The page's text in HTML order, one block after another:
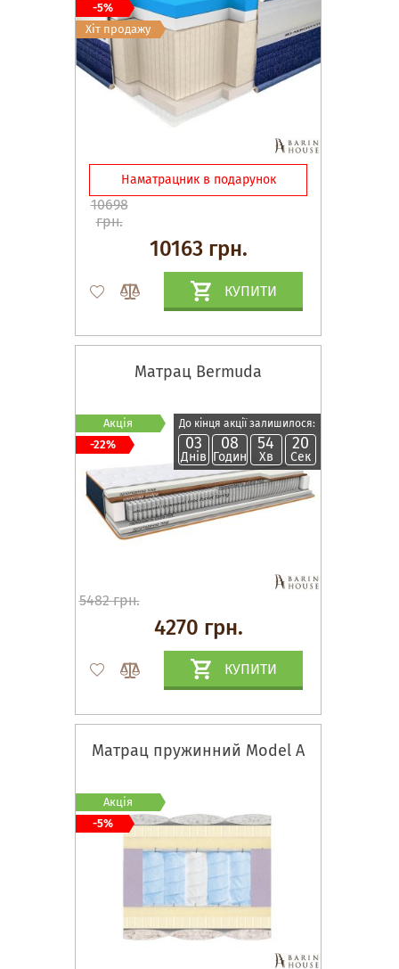
Наматрацник в подарунок
10698
грн.
10163 грн.
КУПИТИ
-5%
Хіт продажу
Матрац Bermuda
До кінця акції залишилося:
03
Днів
08
Годин
54
Хв
19
Сек
5482 грн.
4270 грн.
КУПИТИ
Акція
-22%
Матрац пружинний Model A
Акція
-5%